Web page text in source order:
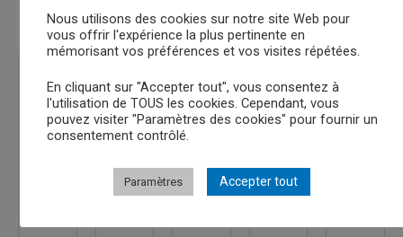
Produits similaires
Nous utilisons des cookies sur notre site Web pour
vous offrir l'expérience la plus pertinente en
mémorisant vos préférences et vos visites répétées.
En cliquant sur "Accepter tout", vous consentez à
l'utilisation de TOUS les cookies. Cependant, vous
pouvez visiter "Paramètres des cookies" pour fournir un
consentement contrôlé.
Paramètres Accepter tout